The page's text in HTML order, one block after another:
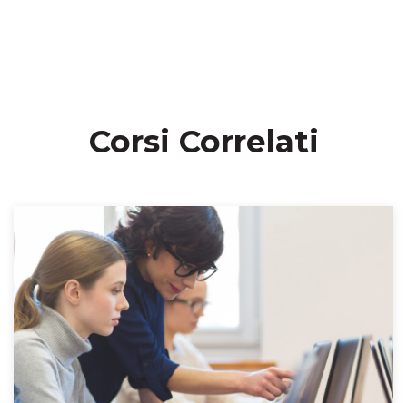
Corsi Correlati